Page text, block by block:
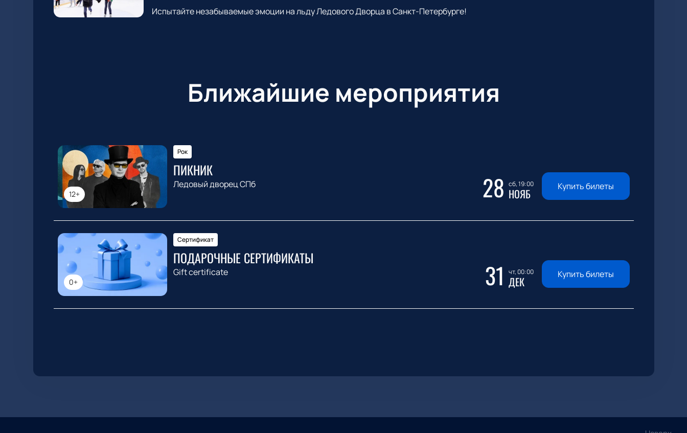
Испытайте незабываемые эмоции на льду Ледового Дворца в Санкт-Петербурге!
Ближайшие мероприятия
12+
Рок
ПИКНИК
Ледовый дворец СПб 28 сб, 19:00
НОЯБ Купить билеты
0+
Сертификат
ПОДАРОЧНЫЕ СЕРТИФИКАТЫ
Gift certificate 31 чт, 00:00
ДЕК Купить билеты